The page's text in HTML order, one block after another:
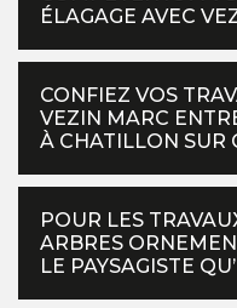
ÉLAGAGE AVEC
CONFIEZ VOS
VEZIN MARC
À CHATILLON SUR
POUR LES
ARBRES
LE PAYSAGISTE